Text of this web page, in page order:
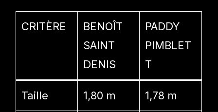
CRITÈRE
BENOÎT
SAINT
DENIS
PADDY
PIMBLET
T
Taille 1,80 m 1,78 m